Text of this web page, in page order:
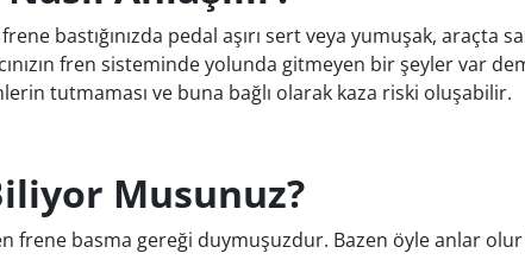
bastığınızda pedal aşırı sert veya yumuşak, araçta
fren sisteminde yolunda gitmeyen bir şeyler var
tutmaması ve buna bağlı olarak kaza riski oluşabilir.
Musunuz?
basma gereği duymuşuzdur. Bazen öyle anlar